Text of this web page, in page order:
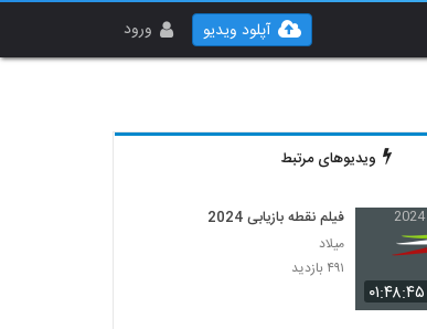
ورود آپلود ویدیو
ویدیوهای مرتبط
۰۱:۴۸:۴۵
فیلم نقطه بازیابی 2024
میلاد
۴۹۱ بازدید